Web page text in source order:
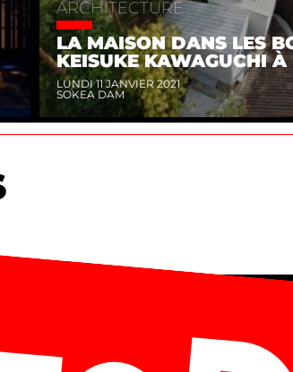
ARCHITECTURE
LA MAISON DANS LES
KEISUKE KAWAGUCHI À
LUNDI 11 JANVIER 2021
SOKEA DAM